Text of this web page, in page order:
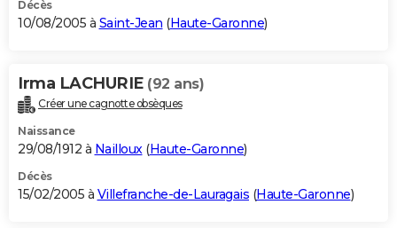
Décès
10/08/2005 à Saint-Jean (Haute-Garonne)
Irma LACHURIE (92 ans)
Créer une cagnotte obsèques
Naissance
29/08/1912 à Nailloux(Haute-Garonne)
Décès
15/02/2005 à Villefranche-de-Lauragais (Haute-Garonne)